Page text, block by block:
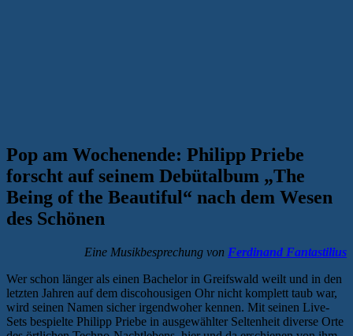
Pop am Wochenende: Philipp Priebe
forscht auf seinem Debütalbum „The
Being of the Beautiful“ nach dem Wesen
des Schönen
Eine Musikbesprechung von Ferdinand Fantastilius
Wer schon länger als einen Bachelor in Greifswald weilt und in den
letzten Jahren auf dem discohousigen Ohr nicht komplett taub war,
wird seinen Namen sicher irgendwoher kennen. Mit seinen Live-
Sets bespielte Philipp Priebe in ausgewählter Seltenheit diverse Orte